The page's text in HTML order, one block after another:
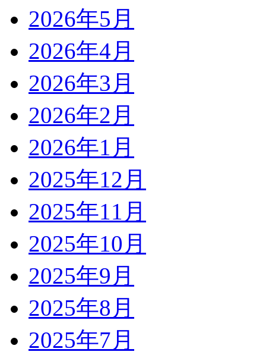
2026年5月
2026年4月
2026年3月
2026年2月
2026年1月
2025年12月
2025年11月
2025年10月
2025年9月
2025年8月
2025年7月